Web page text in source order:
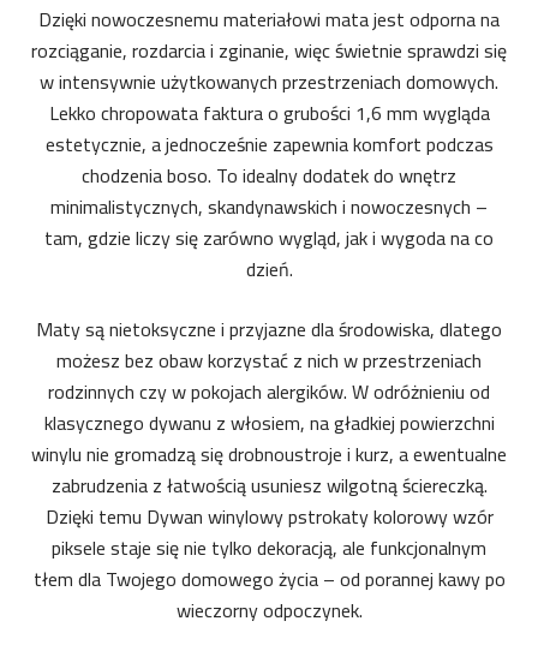
Dzięki nowoczesnemu materiałowi mata jest odporna na
rozciąganie, rozdarcia i zginanie, więc świetnie sprawdzi się
w intensywnie użytkowanych przestrzeniach domowych.
Lekko chropowata faktura o grubości 1,6 mm wygląda
estetycznie, a jednocześnie zapewnia komfort podczas
chodzenia boso. To idealny dodatek do wnętrz
minimalistycznych, skandynawskich i nowoczesnych –
tam, gdzie liczy się zarówno wygląd, jak i wygoda na co
dzień.
Maty są nietoksyczne i przyjazne dla środowiska, dlatego
możesz bez obaw korzystać z nich w przestrzeniach
rodzinnych czy w pokojach alergików. W odróżnieniu od
klasycznego dywanu z włosiem, na gładkiej powierzchni
winylu nie gromadzą się drobnoustroje i kurz, a ewentualne
zabrudzenia z łatwością usuniesz wilgotną ściereczką.
Dzięki temu Dywan winylowy pstrokaty kolorowy wzór
piksele staje się nie tylko dekoracją, ale funkcjonalnym
tłem dla Twojego domowego życia – od porannej kawy po
wieczorny odpoczynek.